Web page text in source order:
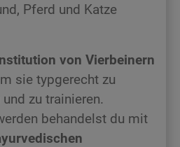
Pferd und Katze
von Vierbeinern
sie typgerecht zu
zu trainieren.
behandelst du mit